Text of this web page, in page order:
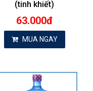
(tinh khiết)
63.000đ
MUA NGAY